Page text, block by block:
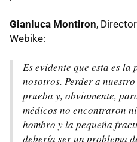
Gianluca Montiron,
Webike:
Es evidente que esta es
nosotros. Perder a
prueba y, obviamente,
médicos no encontraron
hombro y la pequeña
debería ser un problema